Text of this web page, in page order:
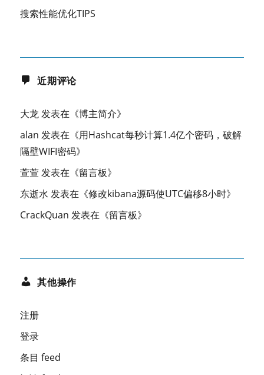
搜索性能优化TIPS
近期评论
大龙发表在《博主简介》
alan 发表在《用Hashcat每秒计算1.4亿个密码，破解
隔壁WIFI密码》
萱萱发表在《留言板》
东逝水 发表在《修改kibana源码使UTC偏移8小时》
CrackQuan 发表在《留言板》
其他操作
注册
登录
条目 feed